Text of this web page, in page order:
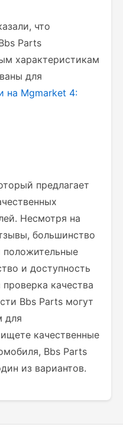
что
Parts
характеристикам
для
на Mgmarket 4:
предлагает
Несмотря на
большинство
положительные
и доступность
качества
Bbs Parts могут
для
качественные
Bbs Parts
из вариантов.